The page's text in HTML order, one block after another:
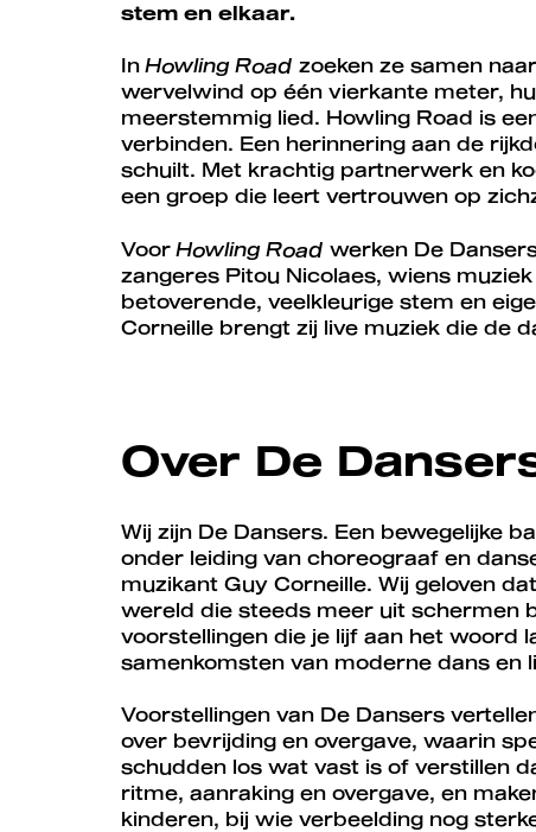
stem en elkaar.
InHowling Road zoeken ze samen
wervelwind op één vierkante meter,
meerstemmig lied. Howling Road is
verbinden. Een herinnering aan de
schuilt. Met krachtig partnerwerk en
een groep die leert vertrouwen op
Voor Howling Road werken De
zangeres Pitou Nicolaes, wiens
betoverende, veelkleurige stem en
Corneille brengt zij live muziek die de
Over De
Wij zijn De Dansers. Een bewegelijke
onder leiding van choreograaf en
muzikant Guy Corneille. Wij geloven
wereld die steeds meer uit schermen
voorstellingen die je lijf aan het woord
samenkomsten van moderne dans en
Voorstellingen van De Dansers
over bevrijding en overgave, waarin
schudden los wat vast is of verstillen
ritme, aanraking en overgave, en
kinderen, bij wie verbeelding nog